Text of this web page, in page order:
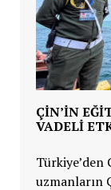
ÇİN’İN
VADELİ
Türkiye’den
uzmanların